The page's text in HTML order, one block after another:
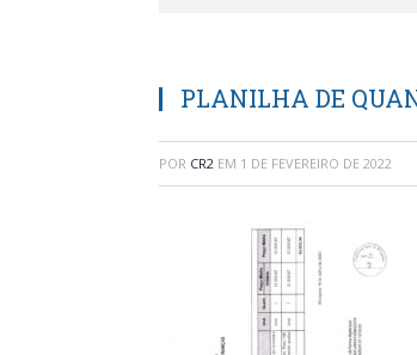
PLANILHA DE
POR CR2 EM 1 DE FEVEREIRO DE 2022